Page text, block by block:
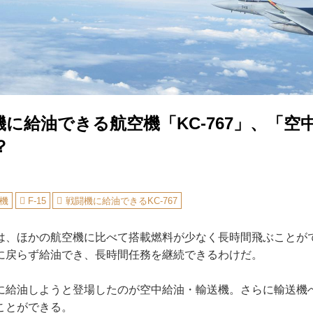
に給油できる航空機「KC-767」、「空
F-15 戦闘機に給油できるKC-767
ほかの航空機に比べて搭載燃料が少なく長時間飛ぶことが
らず給油でき、長時間任務を継続できるわけだ。
油しようと登場したのが空中給油・輸送機。さらに輸送機
ができる。